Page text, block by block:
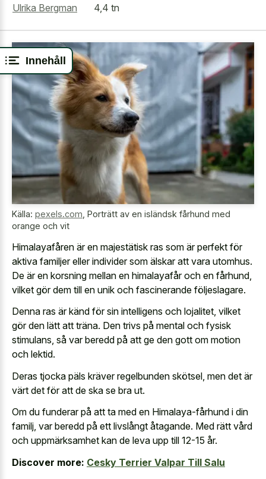
Innehåll
Ulrika Bergman
4,4 tn
Källa: pexels.com Porträtt av en isländsk fårhund med
orange och vit
Himalayafåren är en majestätisk ras som är perfekt för
aktiva familjer eller individer som älskar att vara utomhus.
De är en korsning mellan en himalayafår och en fårhund,
vilket gör dem till en unik och fascinerande följeslagare.
Denna ras är känd för sin intelligens och lojalitet, vilket
gör den lätt att träna. Den trivs på mental och fysisk
stimulans, så var beredd på att ge den gott om motion
och lektid.
Deras tjocka päls kräver regelbunden skötsel, men det är
värt det för att de ska se bra ut.
Om du funderar på att ta med en Himalaya-fårhund i din
familj, var beredd på ett livslångt åtagande. Med rätt vård
och uppmärksamhet kan de leva upp till 12-15 år.
Discover more: Cesky Terrier Valpar Till Salu